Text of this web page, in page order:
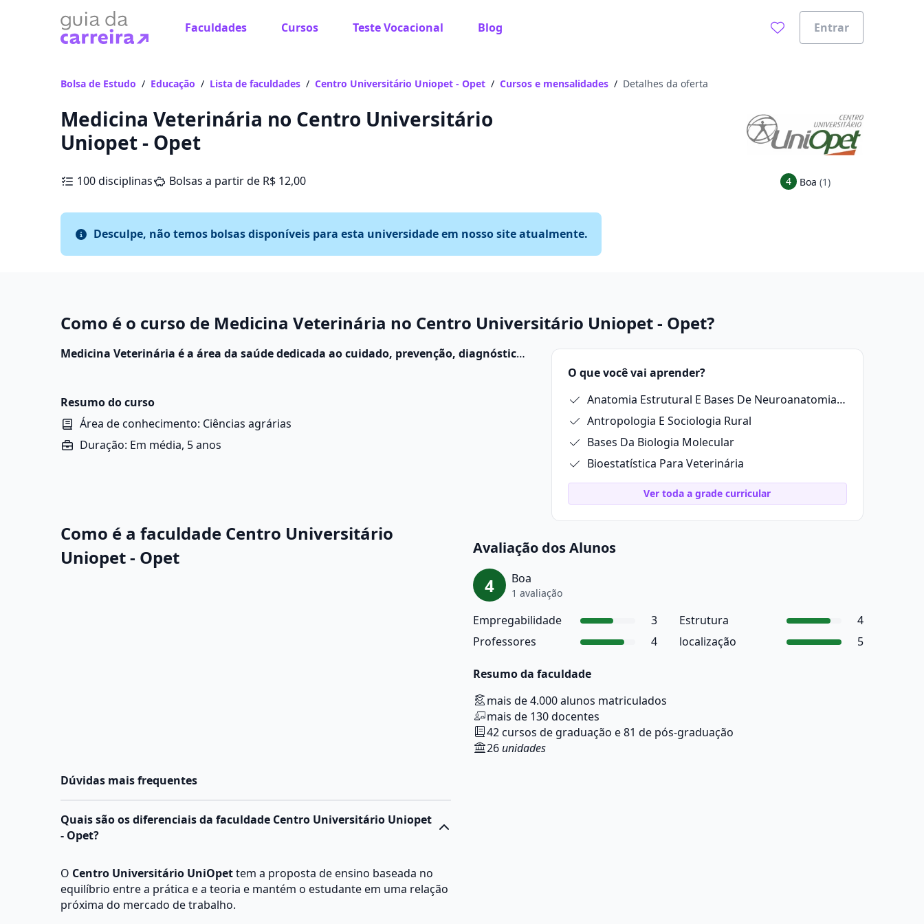
Faculdades Cursos Teste Vocacional Blog Entrar
Bolsa de Estudo / Educação / Lista de faculdades / Centro Universitário Uniopet - Opet / Cursos e mensalidades / Detalhes da oferta
Medicina Veterinária no Centro Universitário
Uniopet - Opet
100 disciplinas Bolsas a partir de R$ 12,00 4 Boa (1)
Desculpe, não temos bolsas disponíveis para esta universidade em nosso site atualmente.
Como é o curso de Medicina Veterinária no Centro Universitário Uniopet - Opet?
Medicina Veterinária é a área da saúde dedicada ao cuidado, prevenção, diagnóstico
Resumo do curso
Área de conhecimento: Ciências agrárias
Duração: Em média, 5 anos
O que você vai aprender?
Anatomia Estrutural E Bases De Neuroanatomia Animal
Antropologia E Sociologia Rural
Bases Da Biologia Molecular
Bioestatística Para Veterinária
Ver toda a grade curricular
Como é a faculdade Centro Universitário
Uniopet - Opet
Avaliação dos Alunos
4 Boa
1 avaliação
Empregabilidade 3 Estrutura
4
Professores
4 localização 5
Resumo da faculdade
mais de 4.000 alunos matriculados
mais de 130 docentes
42 cursos de graduação e 81 de pós-graduação
26unidades
Dúvidas mais frequentes
Quais são os diferenciais da faculdade Centro Universitário Uniopet
- Opet?
O Centro Universitário UniOpettem a proposta de ensino baseada no
equilíbrio entre a prática e a teoria e mantém o estudante em uma relação
próxima do mercado de trabalho.